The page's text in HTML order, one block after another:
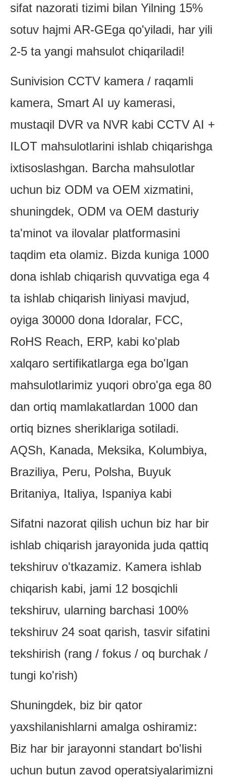
sifat nazorati tizimi bilan Yilning 15%
sotuv hajmi AR-GEga qo'yiladi, har yili
2-5 ta yangi mahsulot chiqariladi!
Sunivision CCTV kamera / raqamli
kamera, Smart AI uy kamerasi,
mustaqil DVR va NVR kabi CCTV AI +
ILOT mahsulotlarini ishlab chiqarishga
ixtisoslashgan. Barcha mahsulotlar
uchun biz ODM va OEM xizmatini,
shuningdek, ODM va OEM dasturiy
ta'minot va ilovalar platformasini
taqdim eta olamiz. Bizda kuniga 1000
dona ishlab chiqarish quvvatiga ega 4
ta ishlab chiqarish liniyasi mavjud,
oyiga 30000 dona Idoralar, FCC,
RoHS Reach, ERP, kabi ko'plab
xalqaro sertifikatlarga ega bo'lgan
mahsulotlarimiz yuqori obro'ga ega 80
dan ortiq mamlakatlardan 1000 dan
ortiq biznes sheriklariga sotiladi.
AQSh, Kanada, Meksika, Kolumbiya,
Braziliya, Peru, Polsha, Buyuk
Britaniya, Italiya, Ispaniya kabi
Sifatni nazorat qilish uchun biz har bir
ishlab chiqarish jarayonida juda qattiq
tekshiruv o'tkazamiz. Kamera ishlab
chiqarish kabi, jami 12 bosqichli
tekshiruv, ularning barchasi 100%
tekshiruv 24 soat qarish, tasvir sifatini
tekshirish (rang / fokus / oq burchak /
tungi ko'rish)
Shuningdek, biz bir qator
yaxshilanishlarni amalga oshiramiz:
Biz har bir jarayonni standart bo'lishi
uchun butun zavod operatsiyalarimizni